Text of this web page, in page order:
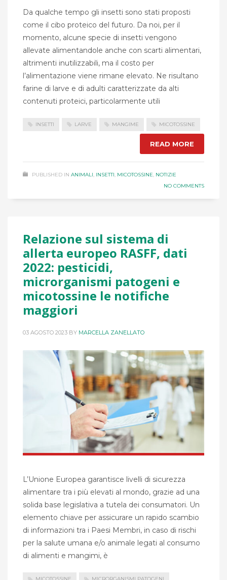
Da qualche tempo gli insetti sono stati proposti
come il cibo proteico del futuro. Da noi, per il
momento, alcune specie di insetti vengono
allevate alimentandole anche con scarti alimentari,
altrimenti inutilizzabili, ma il costo per
l’alimentazione viene rimane elevato. Ne risultano
farine di larve e di adulti caratterizzate da alti
contenuti proteici, particolarmente utili
INSETTI LARVE MANGIME MICOTOSSINE
READ MORE
PUBLISHED IN ANIMALI, INSETTI, MICOTOSSINE, NOTIZIE
NO COMMENTS
Relazione sul sistema di
allerta europeo RASFF, dati
2022: pesticidi,
microrganismi patogeni e
micotossine le notifiche
maggiori
03 AGOSTO 2023 BY MARCELLA ZANELLATO
L’Unione Europea garantisce livelli di sicurezza
alimentare tra i più elevati al mondo, grazie ad una
solida base legislativa a tutela dei consumatori. Un
elemento chiave per assicurare un rapido scambio
di informazioni tra i Paesi Membri, in caso di rischi
per la salute umana e/o animale legati al consumo
di alimenti e mangimi, è